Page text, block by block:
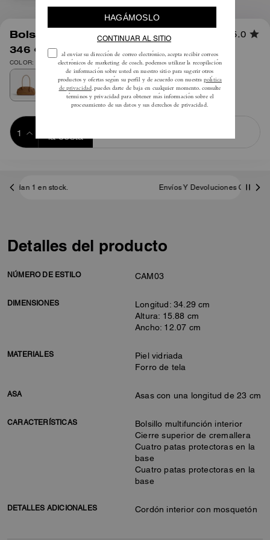
Bolso Empire Carryall 34 5.0
346 € 495 €
COLOR: Latón/Miel marrón
la cesta
Envíos Y Devoluciones Complementarios
Detalles del producto
NÚMERO DE ESTILO CAM03
DIMENSIONES
Longitud: 34.29 cm
Altura: 15.88 cm
Ancho: 12.07 cm
MATERIALES
Piel vidriada
Forro de tela
ASA Asas con una longitud de 23 cm
CARACTERÍSTICAS
Bolsillo multifunción interior
Cierre superior de cremallera
Cuatro patas protectoras en la
base
Cuatro patas protectoras en la
base
DETALLES ADICIONALES Cordón interior con mosquetón